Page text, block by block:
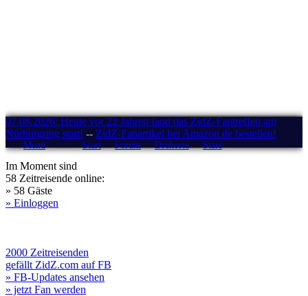
07.08.2026: Heute vor 22 Jahren fand das ZidZ-Fantreffen am
Nürburgring statt! -- ZidZ-Fanartikel bei Amazon.de bestellen!
Menü Start Forum Drehorte Stars
Im Moment sind
58 Zeitreisende online:
» 58 Gäste
» Einloggen
2000 Zeitreisenden
gefällt ZidZ.com auf FB
» FB-Updates ansehen
» jetzt Fan werden